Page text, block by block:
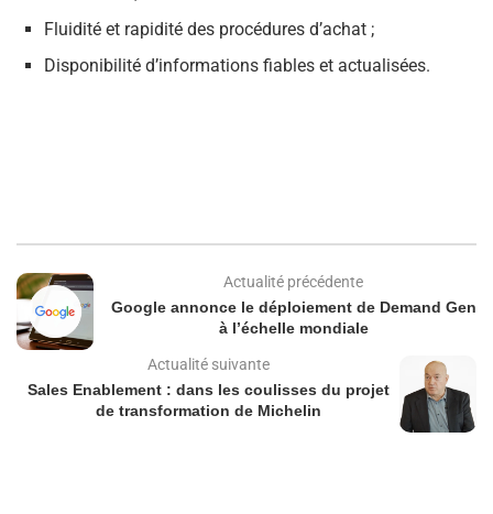
Fluidité et rapidité des procédures d’achat ;
Disponibilité d’informations fiables et actualisées.
Actualité précédente
Google annonce le déploiement de Demand Gen
à l’échelle mondiale
Actualité suivante
Sales Enablement : dans les coulisses du projet
de transformation de Michelin